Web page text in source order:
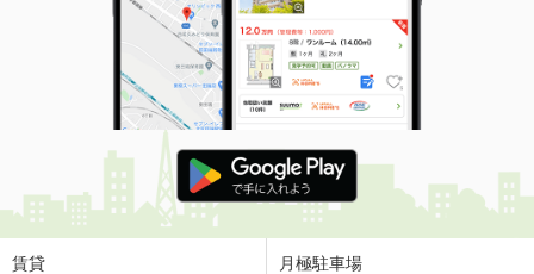
賃貸 月極駐車場